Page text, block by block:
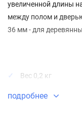
увеличенной длины
между полом и
36 мм - для
Вес 0,2 кг
Подходит для
подробнее